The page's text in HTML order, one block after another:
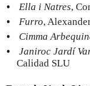
Ella i Natres,
Furro,
Cimma
Janiroc Jardí
Calidad SLU